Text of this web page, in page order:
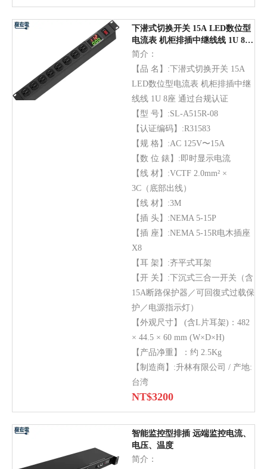
下潜式切换开关 15A LED数位型
电流表 机柜排插中继线线 1U 8座
通过台规认证
简介：
【品 名】:下潜式切换开关 15A
LED数位型电流表 机柜排插中继
线线 1U 8座 通过台规认证
【型 号】:SL-A515R-08
【认证编码】:R31583
【规 格】:AC 125V〜15A
【数 位 錶】:即时显示电流
【线 材】:VCTF 2.0mm² ×
3C（底部出线）
【线 材】:3M
【插 头】:NEMA 5-15P
【插 座】:NEMA 5-15R电木插座
X8
【耳 架】:齐平式耳架
【开 关】:下沉式三合一开关（含
15A断路保护器／可回復式过载保
护／电源指示灯）
【外观尺寸】 (含L片耳架)：482
× 44.5 × 60 mm (W×D×H)
【产品净重】：约 2.5Kg
【制造商】:升林有限公司 / 产地:
台湾
NT$3200
智能监控型排插 远端监控电流、
电压、温度
简介：